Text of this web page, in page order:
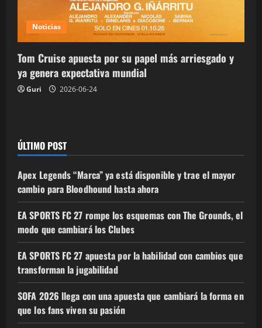
Noticias
Tom Cruise apuesta por su papel más arriesgado y
ya genera expectativa mundial
Guri 2026-06-24
ÚLTIMO POST
Apex Legends “Marca” ya está disponible y trae el mayor
cambio para Bloodhound hasta ahora
EA SPORTS FC 27 rompe los esquemas con The Grounds, el
modo que cambiará los Clubes
EA SPORTS FC 27 apuesta por la habilidad con cambios que
transforman la jugabilidad
SOFA 2026 llega con una apuesta que cambiará la forma en
que los fans viven su pasión